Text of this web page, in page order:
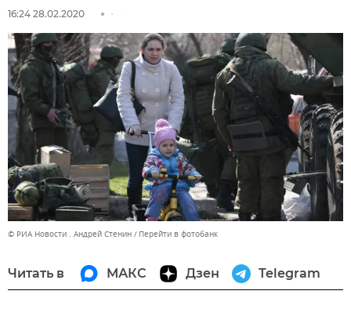
16:24 28.02.2020
© РИА Новости . Андрей Стенин Перейти в фотобанк
Читать в МАКС Дзен Telegram